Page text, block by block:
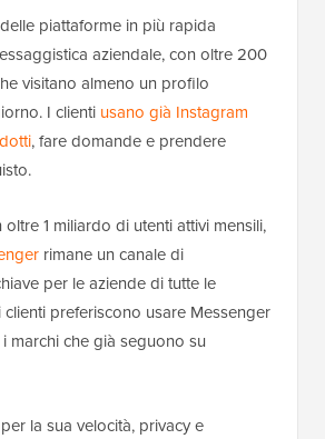
piattaforme in più rapida
aziendale, con oltre 200
visitano almeno un profilo
I clienti usano già Instagram
, fare domande e prendere
oltre 1 miliardo di utenti attivi mensili,
rimane un canale di
per le aziende di tutte le
preferiscono usare Messenger
marchi che già seguono su
la sua velocità, privacy e